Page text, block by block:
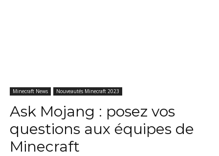
Minecraft News Nouveautés Minecraft 2023
Ask Mojang : posez vos
questions aux équipes de
Minecraft